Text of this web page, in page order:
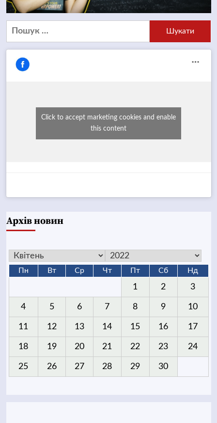
Пошук:
Click to accept marketing cookies and enable
this content
Архів новин
Пн Вт Ср Чт Пт Сб Нд
1 2 3
4 5 6 7 8 9 10
11 12 13 14 15 16 17
18 19 20 21 22 23 24
25 26 27 28 29 30